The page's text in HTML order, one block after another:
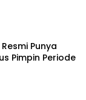
Punya
Pimpin Periode